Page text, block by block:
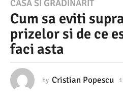
1
9
.
0
.
CASA SI GRADINARIT
Cum sa eviti
prizelor si de ce
faci asta
by Cristian Popescu